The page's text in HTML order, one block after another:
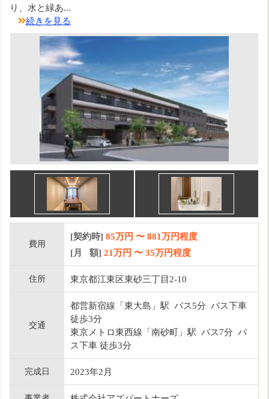
り、水と緑あ...
続きを見る
費用
[契約時] 85万円 〜 881万円程度
[月 額] 21万円 〜 35万円程度
住所 東京都江東区東砂三丁目2-10
交通
都営新宿線「東大島」駅 バス5分 バス下車
徒歩3分
東京メトロ東西線「南砂町」駅 バス7分 バ
ス下車 徒歩3分
完成日 2023年2月